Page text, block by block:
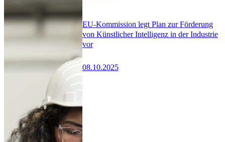
EU-Kommission legt Plan zur Förderung
von Künstlicher Intelligenz in der Industrie
vor
08.10.2025